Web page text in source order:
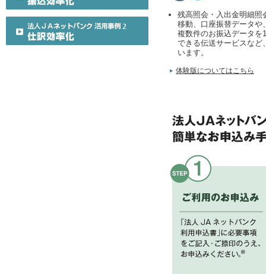
残高照会・入出金明細照
移動、口座振替データや
複数件のお振込データを
できる伝送サービスなど
います。
体験版についてはこちら